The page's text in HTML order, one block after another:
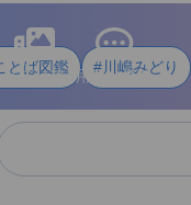
とば図鑑 #川嶋みどり
メディア 用語・資料